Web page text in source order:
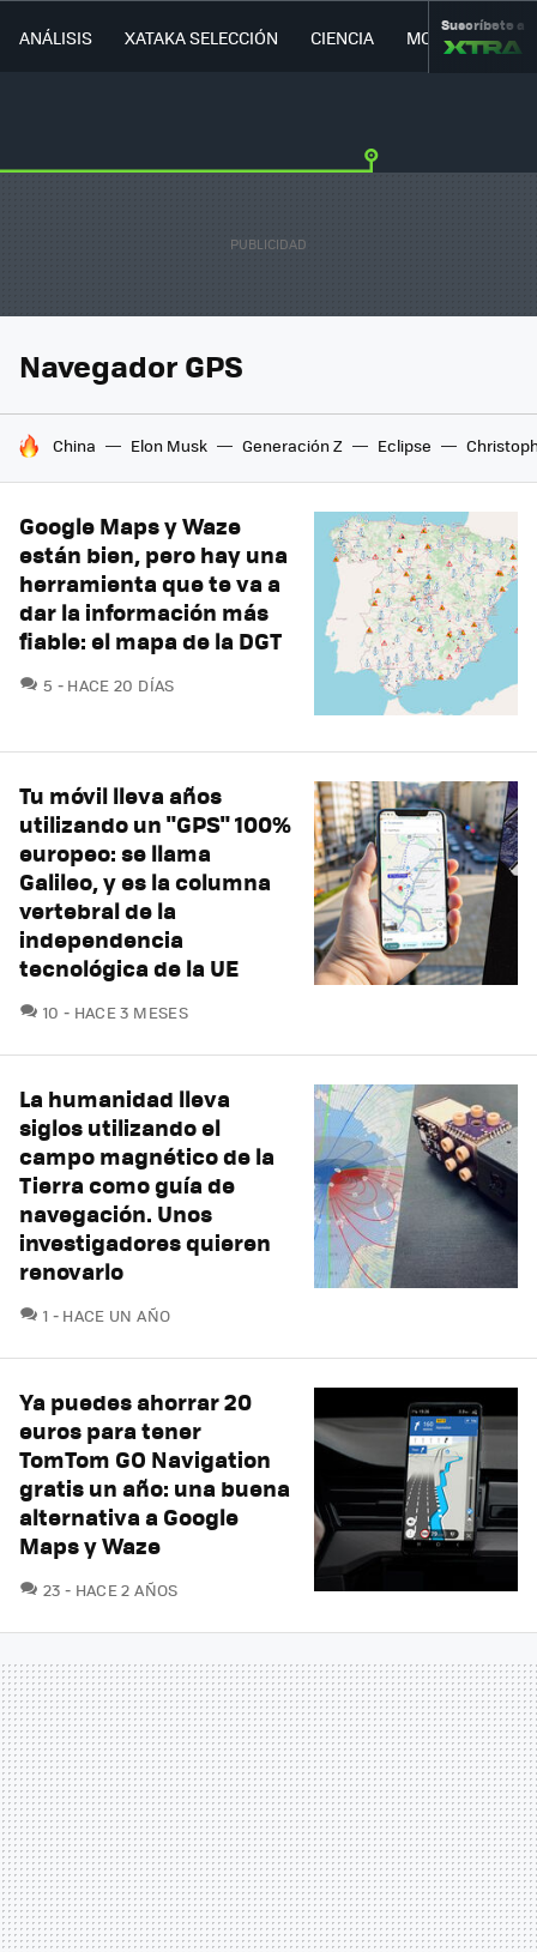
ANÁLISIS XATAKA SELECCIÓN CIENCIA MOVILIDAD
Suscríbete a
Navegador GPS
HOY SE HABLA DE
China Elon Musk Generación Z Eclipse
Google Maps y Waze
están bien, pero hay una
herramienta que te va a
dar la información más
fiable: el mapa de la DGT
5 COMENTARIOS
HACE 20 DÍAS
Tu móvil lleva años
utilizando un "GPS" 100%
europeo: se llama
Galileo, y es la columna
vertebral de la
independencia
tecnológica de la UE
10 COMENTARIOS
HACE 3 MESES
La humanidad lleva
siglos utilizando el
campo magnético de la
Tierra como guía de
navegación. Unos
investigadores quieren
renovarlo
1 COMENTARIOS
HACE UN AÑO
Ya puedes ahorrar 20
euros para tener
TomTom GO Navigation
gratis un año: una buena
alternativa a Google
Maps y Waze
23 COMENTARIOS
HACE 2 AÑOS